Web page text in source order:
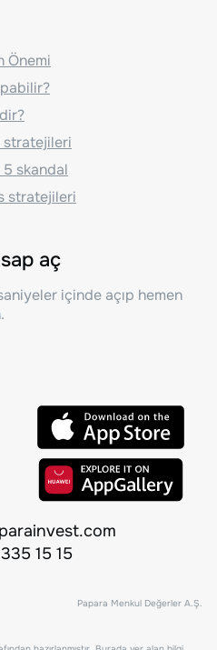
Önemi
stratejileri
skandal
stratejileri
aç
içinde açıp hemen
15 15
Papara Menkul Değerler A.Ş.